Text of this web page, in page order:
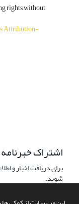
rights without
Attribution-
اشتراک خبرنامه
برای دریافت اخبار و
شوید.